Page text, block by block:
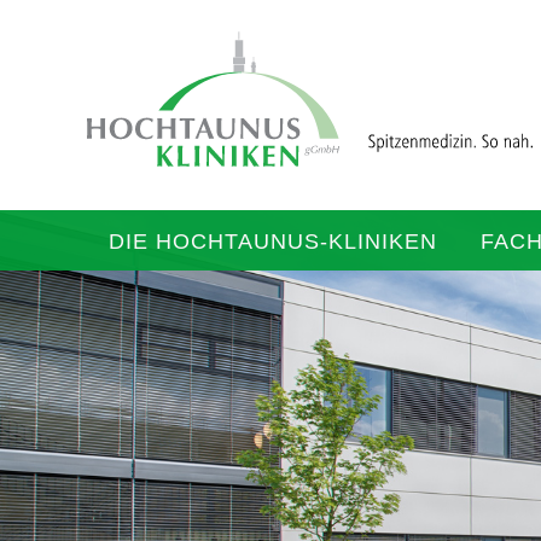
DIE HOCHTAUNUS-KLINIKEN